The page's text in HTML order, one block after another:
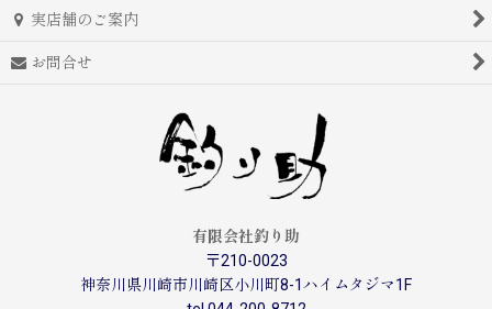
実店舗のご案内
お問合せ
有限会社釣り助
〒210-0023
神奈川県川崎市川崎区小川町8-1ハイムタジマ1F